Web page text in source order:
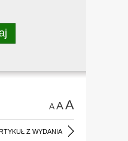
AAA
Z WYDANIA